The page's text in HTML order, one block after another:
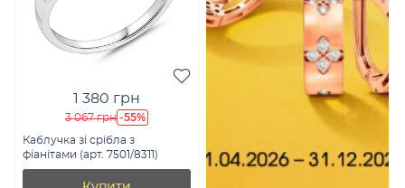
1 380 грн
3 067 грн -55%
Каблучка зі срібла з
фіанітами (арт. 7501/8311)